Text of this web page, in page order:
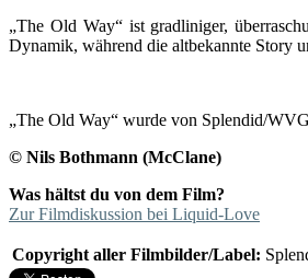
„The Old Way“ ist gradliniger,
Dynamik, während die altbekannte Story
„The Old Way“ wurde von Splendid/
© Nils Bothmann (McClane)
Was hältst du von dem Film?
Zur Filmdiskussion bei Liquid-Love
Copyright aller Filmbilder/Label: